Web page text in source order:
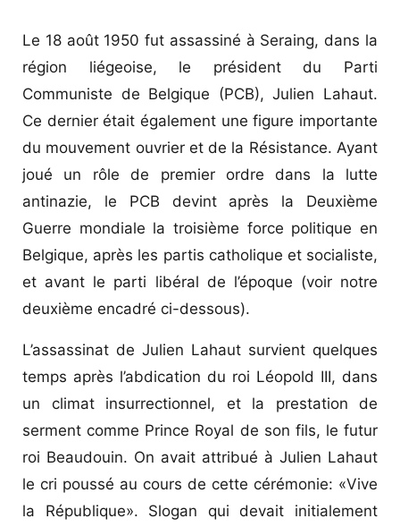
Le 18 août 1950 fut assassiné à Seraing, dans la
région liégeoise, le président du Parti
Communiste de Belgique (PCB), Julien Lahaut.
Ce dernier était également une figure importante
du mouvement ouvrier et de la Résistance. Ayant
joué un rôle de premier ordre dans la lutte
antinazie, le PCB devint après la Deuxième
Guerre mondiale la troisième force politique en
Belgique, après les partis catholique et socialiste,
et avant le parti libéral de l’époque (voir notre
deuxième encadré ci-dessous).
L’assassinat de Julien Lahaut survient quelques
temps après l’abdication du roi Léopold III, dans
un climat insurrectionnel, et la prestation de
serment comme Prince Royal de son fils, le futur
roi Beaudouin. On avait attribué à Julien Lahaut
le cri poussé au cours de cette cérémonie: «Vive
la République». Slogan qui devait initialement